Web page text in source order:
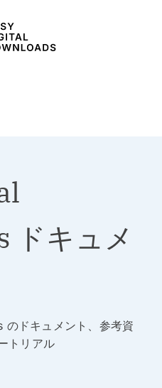
ドキュメ
ドキュメント、参考資
トリアル